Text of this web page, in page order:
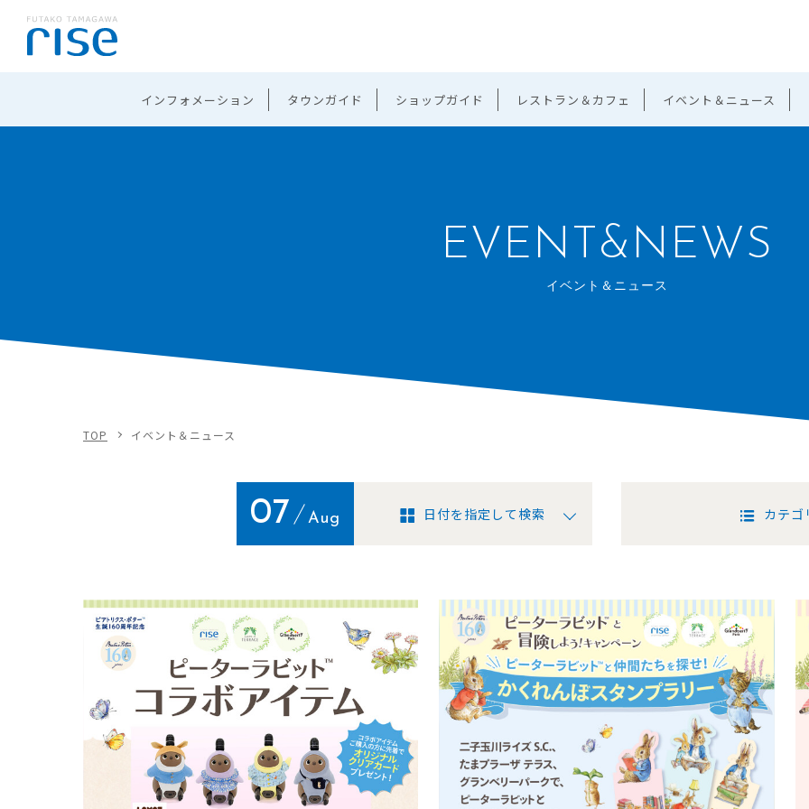
インフォメーション タウンガイド ショップガイド レストラン＆カフェ イベント＆ニュース
EVENT&NEWS
イベント＆ニュース
TOP イベント＆ニュース
07 Aug 日付を指定して検索 カテゴ